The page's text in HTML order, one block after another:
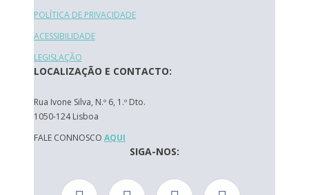
POLÍTICA DE PRIVACIDADE
ACESSIBILIDADE
LEGISLAÇÃO
LOCALIZAÇÃO E CONTACTO:
Rua Ivone Silva, N.º 6, 1.º Dto.
1050-124 Lisboa
FALE CONNOSCO AQUI
SIGA-NOS: